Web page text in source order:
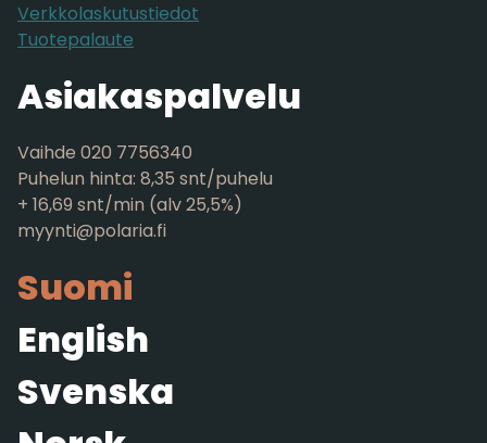
Verkkolaskutustiedot
Tuotepalaute
Asiakaspalvelu
Vaihde 020 7756340
Puhelun hinta: 8,35 snt/puhelu
+ 16,69 snt/min (alv 25,5%)
myynti@polaria.fi
Suomi
English
Svenska